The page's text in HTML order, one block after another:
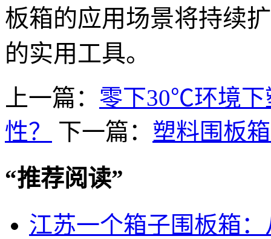
板箱的应用场景将持续
的实用工具。
上一篇： 零下30℃环境下
性？
下一篇： 塑料围板
“推荐阅读”
江苏一个箱子围板箱